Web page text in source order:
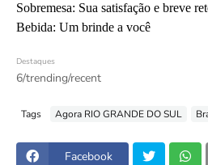
Sobremesa: Sua satisfação e breve
Bebida: Um brinde a você
Destaques
6/trending/recent
Tags Agora RIO GRANDE DO SUL
Facebook